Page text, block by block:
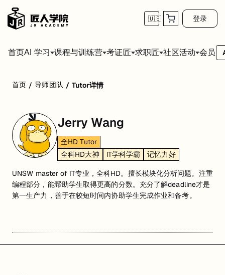
🇺🇸 登录
首页AI 学习 课程与训练营 考证匠 求职匠 社区活动 会员
首页 / 导师团队 / Tutor详情
Jerry Wang
全HD Tutor
全科HD大神
IT学科学霸 记忆力好
UNSW master of IT专业，全科HD。擅长模块化分析问题。注重
编程部分，能帮助学生取得更高的分数。充分了解deadline才是
第一生产力，善于在较短时间内协助学生完成作业和备考。